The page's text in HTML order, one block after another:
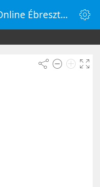
Ébresztőóra 10:15 - Online Ébresztőóra